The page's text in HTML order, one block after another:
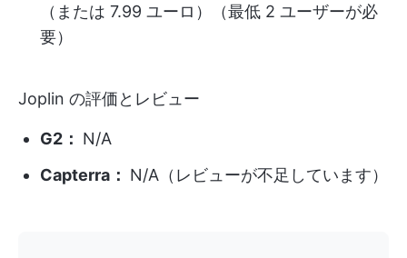
（または 7.99 ユーロ）（最低 2 ユーザーが必
要）
Joplin の評価とレビュー
G2： N/A
Capterra： N/A（レビューが不足しています）